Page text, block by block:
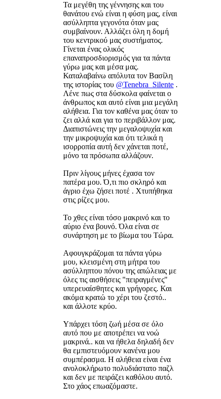
Τα μεγέθη της γέννησης και του
θανάτου ενώ είναι η φύση μας, είναι
ασύλληπτα γεγονότα όταν μας
συμβαίνουν. Αλλάζει όλη η δομή
του κεντρικού μας συστήματος.
Γίνεται ένας ολικός
επαναπροσδιορισμός για τα πάντα
γύρω μας και μέσα μας.
Καταλαβαίνω απόλυτα τον Βασίλη
της ιστορίας του @Tenebra_Silente .
Λένε πως στα δύσκολα φαίνεται ο
άνθρωπος και αυτό είναι μια μεγάλη
αλήθεια. Για τον καθένα μας όταν το
ζει αλλά και για το περιβάλλον μας.
Διαπιστώνεις την μεγαλοψυχία και
την μικροψυχία και ότι τελικά η
ισορροπία αυτή δεν χάνεται ποτέ,
μόνο τα πρόσωπα αλλάζουν.
Πριν λίγους μήνες έχασα τον
πατέρα μου. Ό,τι πιο σκληρό και
άγριο έχω ζήσει ποτέ . Χτυπήθηκα
στις ρίζες μου.
Το χθες είναι τόσο μακρινό και το
αύριο ένα βουνό. Όλα είναι σε
συνάρτηση με το βίωμα του Τώρα.
Αφουγκράζομαι τα πάντα γύρω
μου, κλεισμένη στη μήτρα του
ασύλληπτου πόνου της απώλειας με
όλες τις αισθήσεις "πειραγμένες"
υπερευαίσθητες και γρήγορες. Και
ακόμα κρατώ το χέρι του ζεστό..
και άλλοτε κρύο.
Υπάρχει τόση ζωή μέσα σε όλο
αυτό που με αποτρέπει να νοώ
μακρινά.. και να ήθελα δηλαδή δεν
θα εμπιστευόμουν κανένα μου
συμπέρασμα. Η αλήθεια είναι ένα
ανολοκλήρωτο πολυδιάστατο παζλ
και δεν με πειράζει καθόλου αυτό.
Στο χάος επωαζόμαστε.